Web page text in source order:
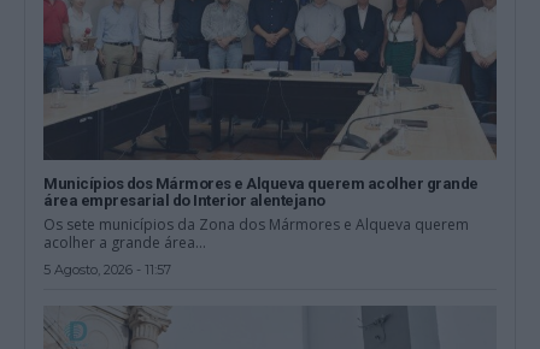
Municípios dos Mármores e Alqueva querem acolher grande
área empresarial do Interior alentejano
Os sete municípios da Zona dos Mármores e Alqueva querem
acolher a grande área...
5 Agosto, 2026 - 11:57